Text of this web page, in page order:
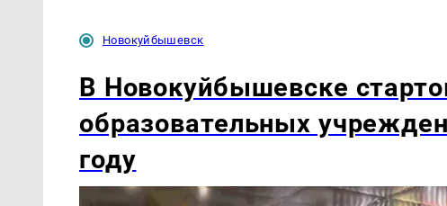
Новокуйбышевск
В Новокуйбышевске
образовательных
году